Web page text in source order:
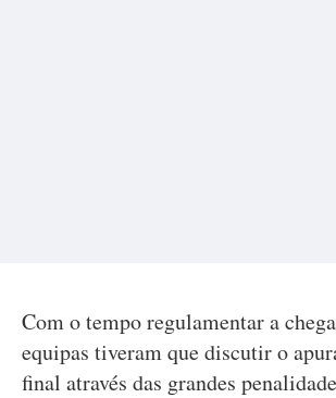
Com o tempo regulamentar a
equipas tiveram que discutir o
final através das grandes